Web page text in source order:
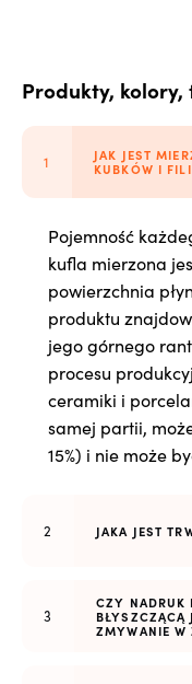
Produkty,
JAK JEST
KUBKÓW I
Pojemność
kufla mierzona
powierzchnia
produktu
jego górnego
procesu
ceramiki i
samej partii,
15%) i nie może
JAKA JEST
CZY NADRUK
BŁYSZCZĄCĄ
ZMYWANIE W